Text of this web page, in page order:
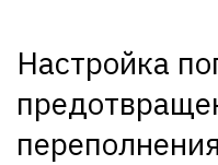
Настройка
переполнения